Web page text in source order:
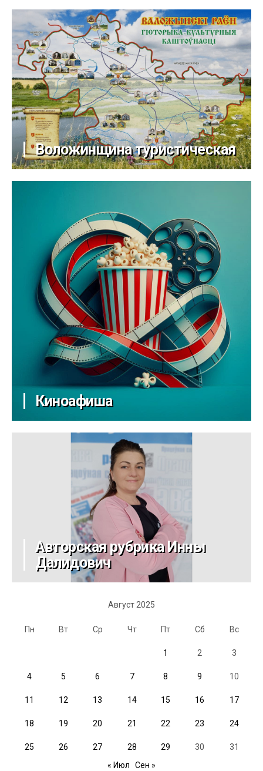
Воложинщина туристическая
Киноафиша
Авторская рубрика Инны
Далидович
Август 2025
Пн Вт Ср Чт Пт Сб Вс
1 2 3
4 5 6 7 8 9 10
11 12 13 14 15 16 17
18 19 20 21 22 23 24
25 26 27 28 29 30
31
« Июл
Сен »